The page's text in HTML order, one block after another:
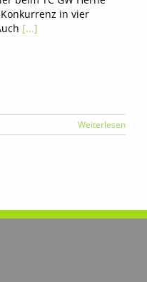
in vier
[...]
Weiterlesen